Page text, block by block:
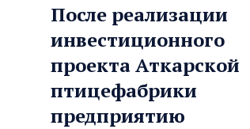
После реализации
инвестиционного
проекта Аткарской
птицефабрики
предприятию